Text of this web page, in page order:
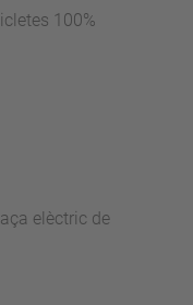
100%
elèctric de